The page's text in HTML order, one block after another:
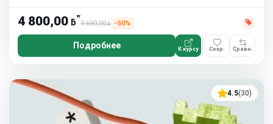
4 800,00 ƃ*
9 690,00ƃ −50%
Подробнее К курсу Сохр. Сравн.
4.5(30)